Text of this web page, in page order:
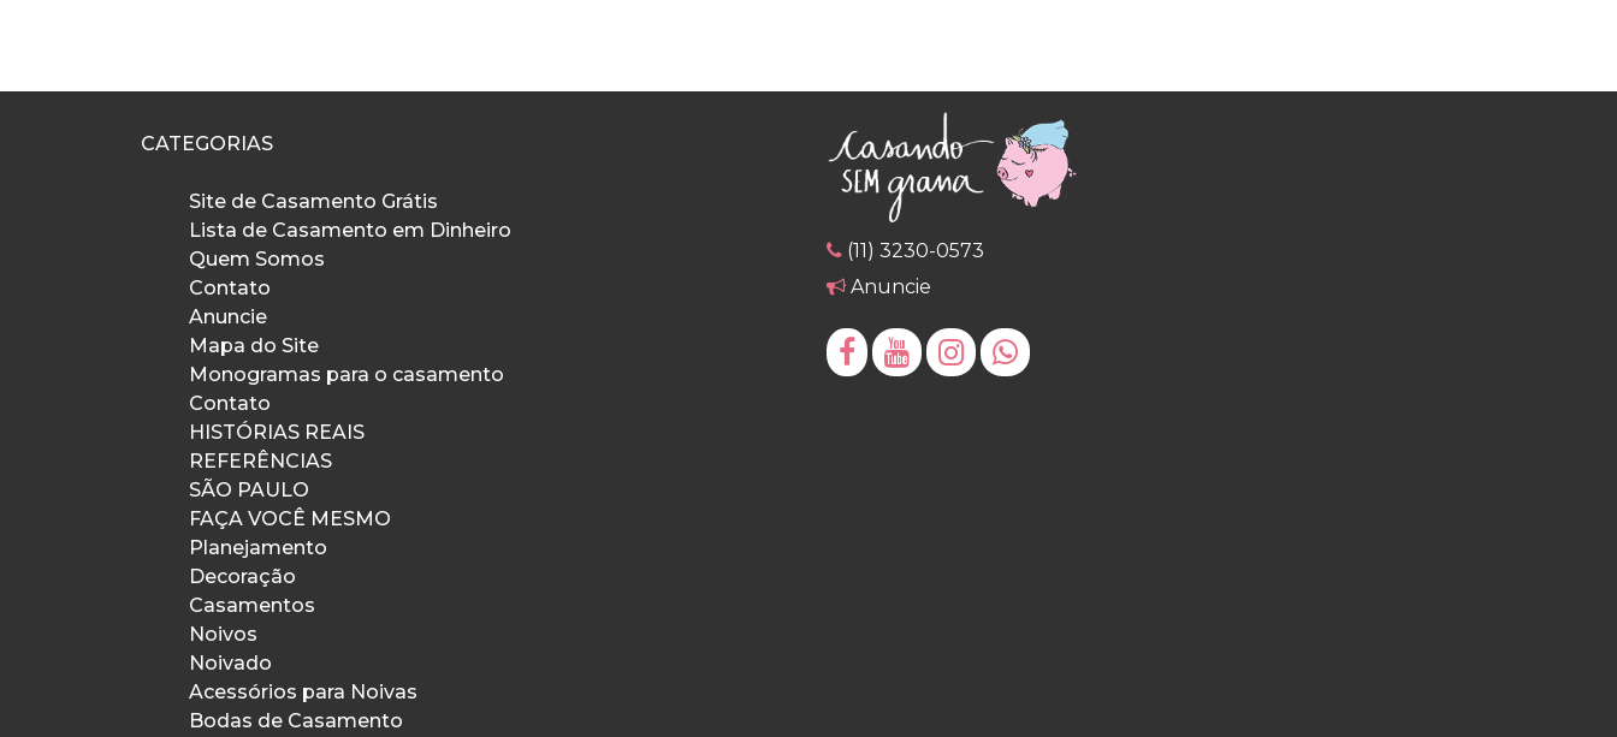
CATEGORIAS
Site de Casamento Grátis
Lista de Casamento em Dinheiro
Quem Somos
Contato
Anuncie
Mapa do Site
Monogramas para o casamento
Contato
HISTÓRIAS REAIS
REFERÊNCIAS
SÃO PAULO
FAÇA VOCÊ MESMO
Planejamento
Decoração
Casamentos
Noivos
Noivado
Acessórios para Noivas
Bodas de Casamento
(11) 3230-0573
Anuncie